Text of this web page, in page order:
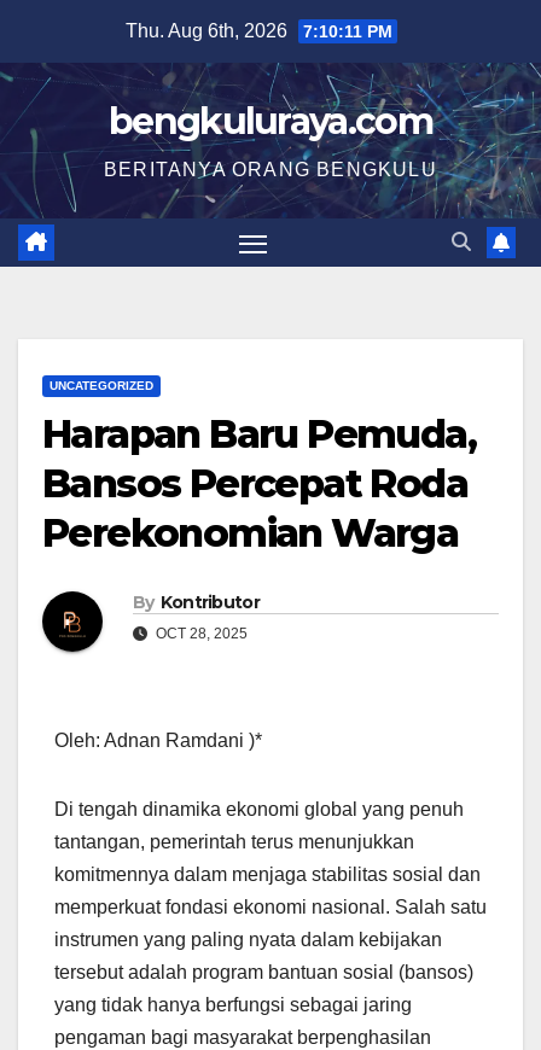
content
Thu. Aug 6th, 2026 7:10:12 PM
bengkuluraya.com
BERITANYA ORANG BENGKULU
UNCATEGORIZED
Harapan Baru Pemuda,
Bansos Percepat Roda
Perekonomian Warga
By Kontributor
OCT 28, 2025
Oleh: Adnan Ramdani )*
Di tengah dinamika ekonomi global yang penuh
tantangan, pemerintah terus menunjukkan
komitmennya dalam menjaga stabilitas sosial dan
memperkuat fondasi ekonomi nasional. Salah satu
instrumen yang paling nyata dalam kebijakan
tersebut adalah program bantuan sosial (bansos)
yang tidak hanya berfungsi sebagai jaring
pengaman bagi masyarakat berpenghasilan